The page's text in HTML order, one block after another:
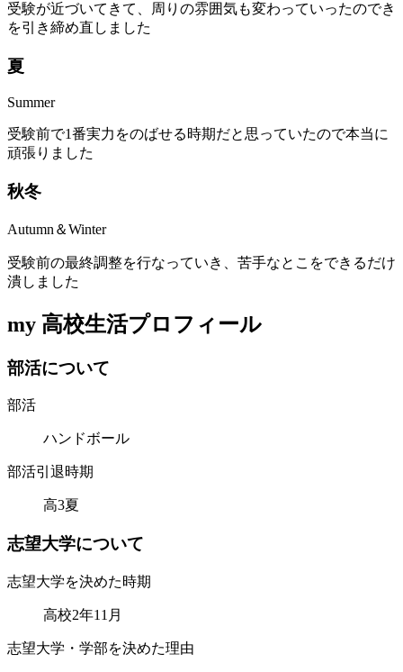
受験が近づいてきて、周りの雰囲気も変わっていったのでき
を引き締め直しました
夏
Summer
受験前で1番実力をのばせる時期だと思っていたので本当に
頑張りました
秋冬
Autumn＆Winter
受験前の最終調整を行なっていき、苦手なとこをできるだけ
潰しました
my 高校生活プロフィール
部活について
部活
ハンドボール
部活引退時期
高3夏
志望大学について
志望大学を決めた時期
高校2年11月
志望大学・学部を決めた理由